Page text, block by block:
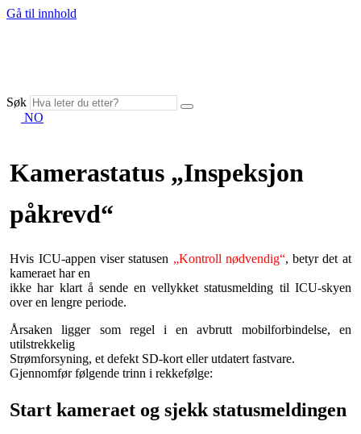
Gå til innhold
Søk
NO
Kamerastatus „Inspeksjon
påkrevd“
Hvis ICU-appen viser statusen „Kontroll nødvendig“, betyr det at
kameraet har en
ikke har klart å sende en vellykket statusmelding til ICU-skyen
over en lengre periode.
Årsaken ligger som regel i en avbrutt mobilforbindelse, en
utilstrekkelig
Strømforsyning, et defekt SD-kort eller utdatert fastvare.
Gjennomfør følgende trinn i rekkefølge:
Start kameraet og sjekk statusmeldingen